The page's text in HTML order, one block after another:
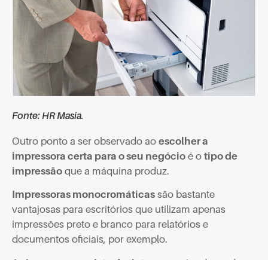
Fonte: HR Masia.
Outro ponto a ser observado ao escolher a
impressora certa para o seu negócio é o tipo de
impressão que a máquina produz.
Impressoras monocromáticas são bastante
vantajosas para escritórios que utilizam apenas
impressões preto e branco para relatórios e
documentos oficiais, por exemplo.